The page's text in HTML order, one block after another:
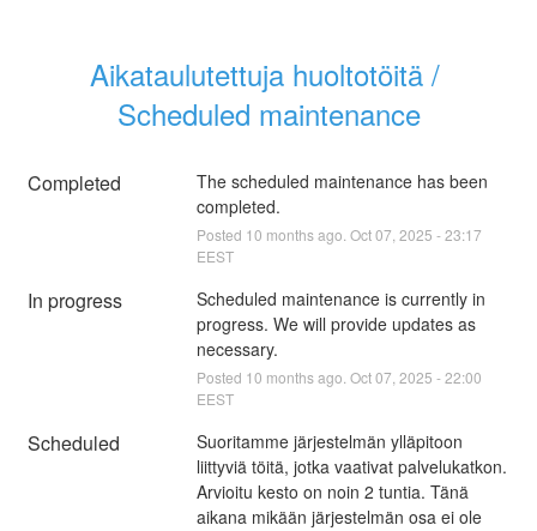
Aikataulutettuja huoltotöitä /
Scheduled maintenance
Completed
The scheduled maintenance has been
completed.
Posted 10 months ago. Oct07 2025 -23:17
EEST
In progress
Scheduled maintenance is currently in
progress. We will provide updates as
necessary.
Posted 10 months ago. Oct07 2025 -22:00
EEST
Scheduled
Suoritamme järjestelmän ylläpitoon
liittyviä töitä, jotka vaativat palvelukatkon.
Arvioitu kesto on noin 2 tuntia. Tänä
aikana mikään järjestelmän osa ei ole